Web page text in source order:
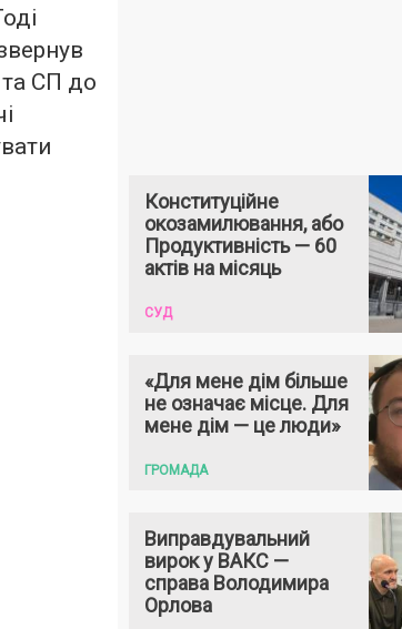
СП до
Конституційне
окозамилювання, або
Продуктивність — 60
актів на місяць
СУД
«Для мене дім більше
не означає місце. Для
мене дім — це люди»
ГРОМАДА
Виправдувальний
вирок у ВАКС —
справа Володимира
Орлова